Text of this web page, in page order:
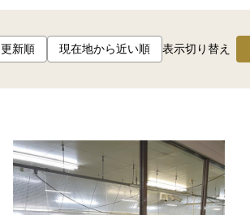
更新順 現在地から近い順 表示切り替え